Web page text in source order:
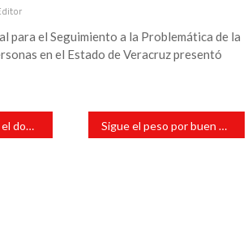
para el Seguimiento a la Problemática de la
en el Estado de Veracruz presentó
24”: Tavo Pérez Sigue el peso por buen camino; el dólar, por debajo de los $20